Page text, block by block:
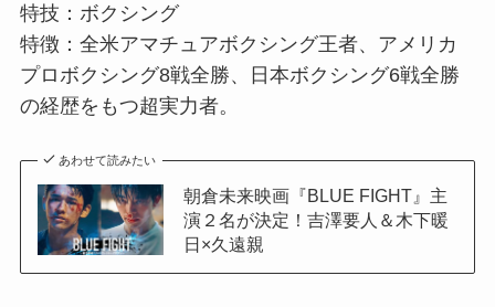
特技：ボクシング
特徴：全米アマチュアボクシング王者、アメリカ
プロボクシング8戦全勝、日本ボクシング6戦全勝
の経歴をもつ超実力者。
あわせて読みたい
朝倉未来映画『BLUE FIGHT』主
演２名が決定！吉澤要人＆木下暖
日×久遠親